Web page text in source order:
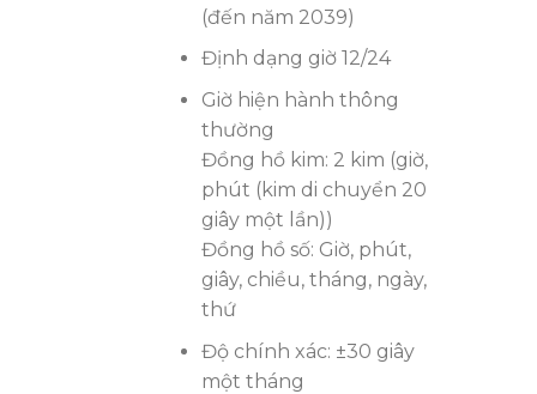
(đến năm 2039)
Định dạng giờ 12/24
Giờ hiện hành thông
thường
Đồng hồ kim: 2 kim (giờ,
phút (kim di chuyển 20
giây một lần))
Đồng hồ số: Giờ, phút,
giây, chiều, tháng, ngày,
thứ
Độ chính xác: ±30 giây
một tháng